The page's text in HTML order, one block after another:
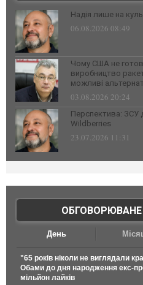
Надія лише на
06.08.2026 08:49
Чому США не
виробництво
можливі
03.08.2026 20:24
Перспектива: ЗСУ
Wildberries
23.07.2026 11:31
ОБГОВОРЮВАНЕ
День
"65 років ніколи не виглядали
Обами до дня народження екс-
мільйон лайків